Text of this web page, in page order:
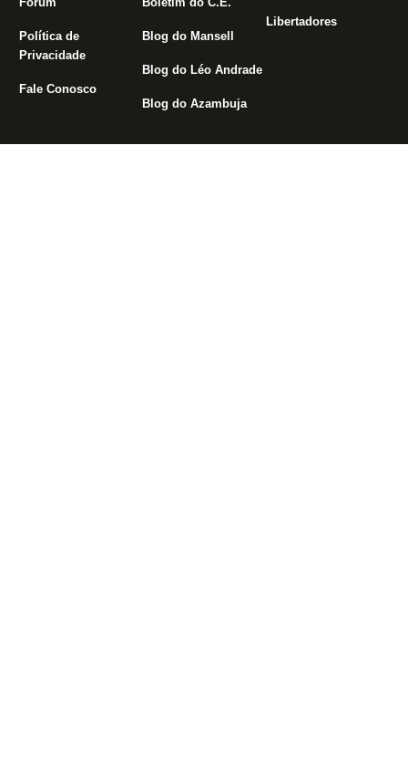
Política de
Privacidade
Fale Conosco
Blog do Mansell
Blog do Léo Andrade
Blog do Azambuja
Libertadores